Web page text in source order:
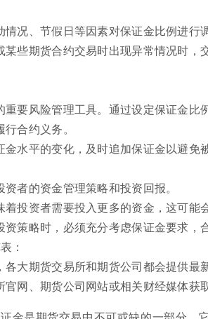
况、节假日等因素对保证金比例进行调
某些期货合约交易时出现异常情况时，
重要风险管理工具。通过设定保证金比
合约义务。
水平的变化，及时追加保证金以避免
者的资金管理策略和投资回报。
投资者需要投入更多的资金，这可能
策略时，必须充分考虑保证金要求，
：
大期货交易所和期货公司都会提供最
网、期货公司网站或相关财经媒体获